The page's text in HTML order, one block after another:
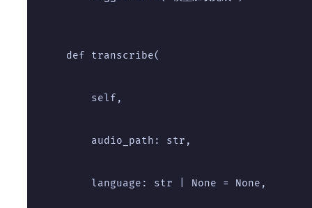
    def transcribe(
        self,
        audio_path: str,
        language: str | None = None,